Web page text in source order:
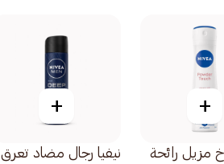
+
مزيل رائحة
+
نيفيا رجال مضاد تعرق